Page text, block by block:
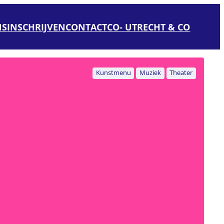
INSCHRIJVENCONTACTCO- UTRECHT & CO
Kunstmenu Muziek Theater